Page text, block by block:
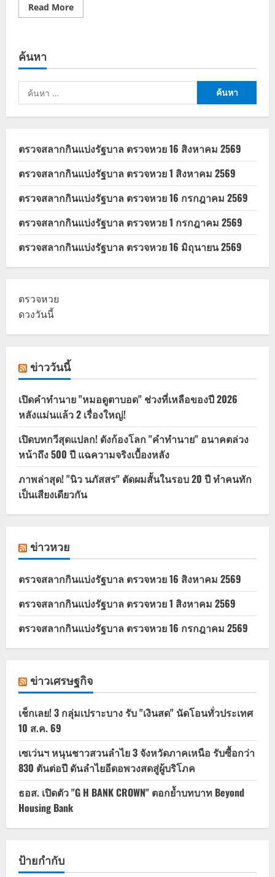
Read MoreRead
more
คอฟ
คือ
มี
อะไร
ค้นหา
ค้นหา
สำหรับ:
ตรวจสลากกินแบ่งรัฐบาล ตรวจหวย 16 สิงหาคม 2569
ตรวจสลากกินแบ่งรัฐบาล ตรวจหวย 1 สิงหาคม 2569
ตรวจสลากกินแบ่งรัฐบาล ตรวจหวย 16 กรกฎาคม 2569
ตรวจสลากกินแบ่งรัฐบาล ตรวจหวย 1 กรกฎาคม 2569
ตรวจสลากกินแบ่งรัฐบาล ตรวจหวย 16 มิถุนายน 2569
ตรวจหวย
ดวงวันนี้
ข่าววันนี้
เปิดคำทำนาย "หมอดูตาบอด" ช่วงที่เหลือของปี 2026
หลังแม่นแล้ว 2 เรื่องใหญ่!
เปิดบทกวีสุดแปลก! ดังก้องโลก "คำทำนาย" อนาคตล่วง
หน้าถึง 500 ปี แฉความจริงเบื้องหลัง
ภาพล่าสุด! "นิว นภัสสร" ตัดผมสั้นในรอบ 20 ปี ทำคนทัก
เป็นเสียงเดียวกัน
ข่าวหวย
ตรวจสลากกินแบ่งรัฐบาล ตรวจหวย 16 สิงหาคม 2569
ตรวจสลากกินแบ่งรัฐบาล ตรวจหวย 1 สิงหาคม 2569
ตรวจสลากกินแบ่งรัฐบาล ตรวจหวย 16 กรกฎาคม 2569
ข่าวเศรษฐกิจ
เช็กเลย! 3 กลุ่มเปราะบาง รับ "เงินสด" นัดโอนทั่วประเทศ
10 ส.ค. 69
เซเว่นฯ หนุนชาวสวนลำไย 3 จังหวัดภาคเหนือ รับซื้อกว่า
830 ตันต่อปี ดันลำไยอีดอพวงสดสู่ผู้บริโภค
ธอส. เปิดตัว "G H BANK CROWN" ตอกย้ำบทบาท Beyond
Housing Bank
ป้ายกำกับ